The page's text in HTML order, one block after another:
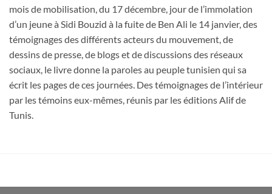
mois de mobilisation, du 17 décembre, jour de l’immolation
d’un jeune à Sidi Bouzid à la fuite de Ben Ali le 14 janvier, des
témoignages des différents acteurs du mouvement, de
dessins de presse, de blogs et de discussions des réseaux
sociaux, le livre donne la paroles au peuple tunisien qui sa
écrit les pages de ces journées. Des témoignages de l’intérieur
par les témoins eux-mêmes, réunis par les éditions Alif de
Tunis.